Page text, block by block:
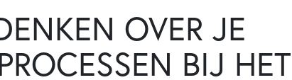
OVER JE
BIJ HET